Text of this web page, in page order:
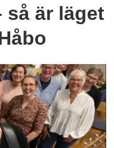
så är läget